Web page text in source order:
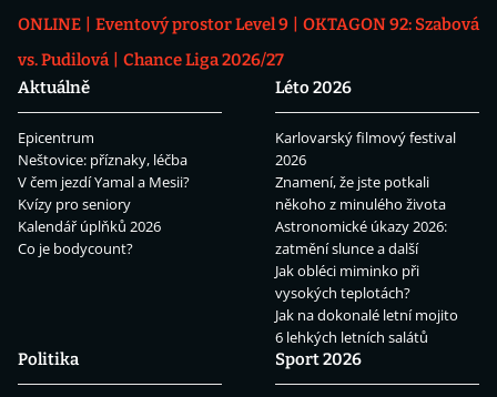
ONLINE
Eventový prostor Level 9
OKTAGON 92: Szabová
vs. Pudilová
Chance Liga 2026/27
Aktuálně
Epicentrum
Neštovice: příznaky, léčba
V čem jezdí Yamal a Mesii?
Kvízy pro seniory
Kalendář úplňků 2026
Co je bodycount?
Léto 2026
Karlovarský filmový festival
2026
Znamení, že jste potkali
někoho z minulého života
Astronomické úkazy 2026:
zatmění slunce a další
Jak obléci miminko při
vysokých teplotách?
Jak na dokonalé letní mojito
6 lehkých letních salátů
Politika
Sport 2026